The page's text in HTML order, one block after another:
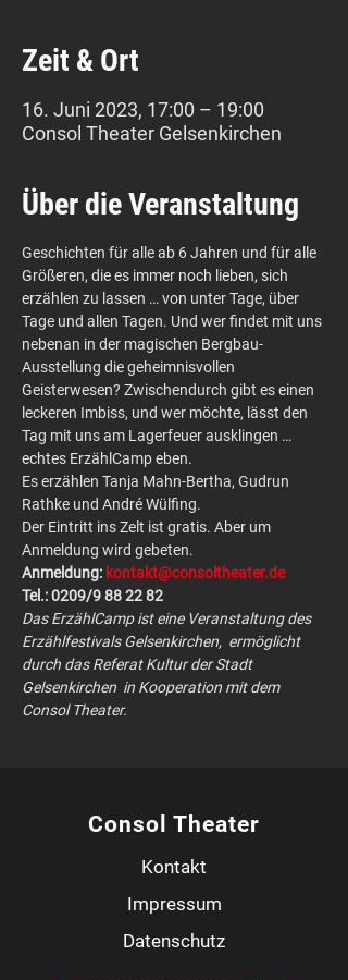
Zeit & Ort
16. Juni 2023, 17:00 – 19:00
Consol Theater Gelsenkirchen
Über die Veranstaltung
Geschichten für alle ab 6 Jahren und für alle
Größeren, die es immer noch lieben, sich
erzählen zu lassen … von unter Tage, über
Tage und allen Tagen. Und wer findet mit uns
nebenan in der magischen Bergbau-
Ausstellung die geheimnisvollen
Geisterwesen? Zwischendurch gibt es einen
leckeren Imbiss, und wer möchte, lässt den
Tag mit uns am Lagerfeuer ausklingen …
echtes ErzählCamp eben.
Es erzählen Tanja Mahn-Bertha, Gudrun
Rathke und André Wülfing.
Der Eintritt ins Zelt ist gratis. Aber um
Anmeldung: kontakt@consoltheater.de
Tel.: 0209/9 88 22 82
Das ErzählCamp ist eine Veranstaltung des
Erzählfestivals Gelsenkirchen,  ermöglicht
durch das Referat Kultur der Stadt
Gelsenkirchen  in Kooperation mit dem
Consol Theater.
Consol Theater
Kontakt
Impressum
Datenschutz